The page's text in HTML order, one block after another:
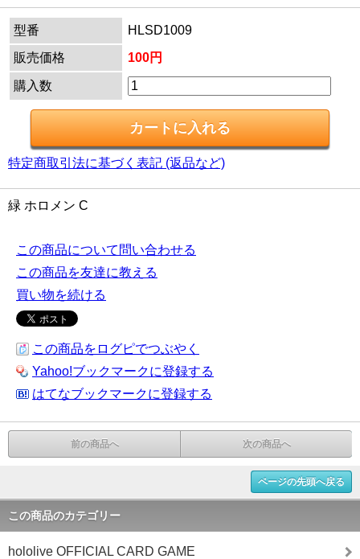
型番
HLSD1009
販売価格
100円
購入数
特定商取引法に基づく表記 (返品など)
緑 ホロメン C
この商品について問い合わせる
この商品を友達に教える
買い物を続ける
この商品をログピでつぶやく
Yahoo!ブックマークに登録する
はてなブックマークに登録する
前の商品へ 次の商品へ
ページの先頭へ戻る
この商品のカテゴリー
hololive OFFICIAL CARD GAME